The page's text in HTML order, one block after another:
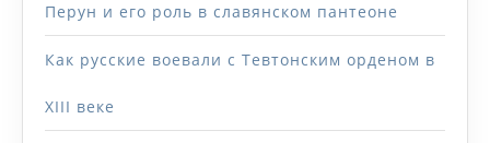
Перун и его роль в славянском пантеоне
Как русские воевали с Тевтонским орденом в
XIII веке